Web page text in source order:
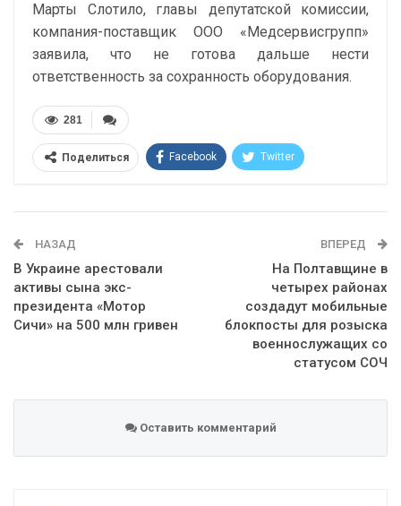
Марты Слотило, главы депутатской комиссии,
компания-поставщик ООО «Медсервисгрупп»
заявила, что не готова дальше нести
ответственность за сохранность оборудования.
281
Поделиться Facebook Twitter
НАЗАД
В Украине арестовали
активы сына экс-
президента «Мотор
Сичи» на 500 млн гривен
ВПЕРЕД
На Полтавщине в
четырех районах
создадут мобильные
блокпосты для розыска
военнослужащих со
статусом СОЧ
Оставить комментарий